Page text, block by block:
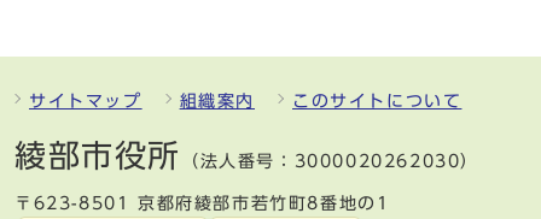
サイトマップ 組織案内 このサイトについて
綾部市役所 （法人番号：3000020262030）
〒623-8501 京都府綾部市若竹町8番地の1